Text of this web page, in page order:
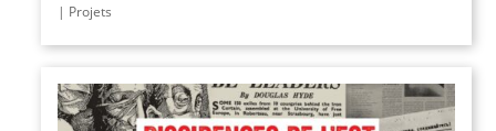
| Projets